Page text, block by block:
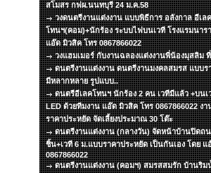
สโมสร กฟผ.นนทบุรี 24 ม.ค.58
วงดนตรีงานแต่งงาน แบบพิธีการ อลังกาล อีเล
โทนฯ(คอม)+นักร้อง ระบบไฟบนเวที โรงแรมนาร
แอ๊ด มิวสิค โทร 0867866022
วงแฮมเมอร์ กับงานฉลองแต่งงานพี่น้องมุสลิม
ดนตรีงานแต่งงาน ดนตรีงานมงคลสมรส แบบร
มีหลากหลาย รูปแบบ..
ดนตรีอีเลคโทนฯ นักร้อง 2 คน เวทีมีแล้ว +บน
LED ด้วยทีมงาน แอ๊ด มิวสิค โทร 0867866022 ง
ราคาประหยัด จัดเลี้ยงประมาณ 30 โต๊ะ
ดนตรีงานแต่งงาน (กลางวัน) จัดหน้าบ้านปิดถ
ชิ้น+เวที 6 ม.แบบราคาประหยัด เป็นกันเอง โดย
0867866022
ดนตรีงานแต่งงาน (คอมฯ) สมรสสมรัก บ้านริม